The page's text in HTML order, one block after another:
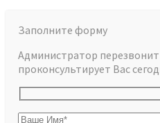
Заполните форму
Администратор
проконсультирует Вас